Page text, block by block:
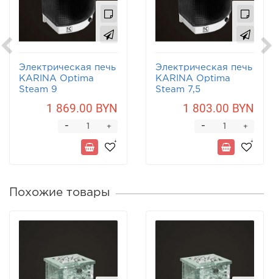
Электрическая печь
KARINA Optima
Steam 9
1 869.00 BYN
+
-
Электрическая печь
KARINA Optima
Steam 7,5
1 803.00 BYN
+
-
Похожие товары